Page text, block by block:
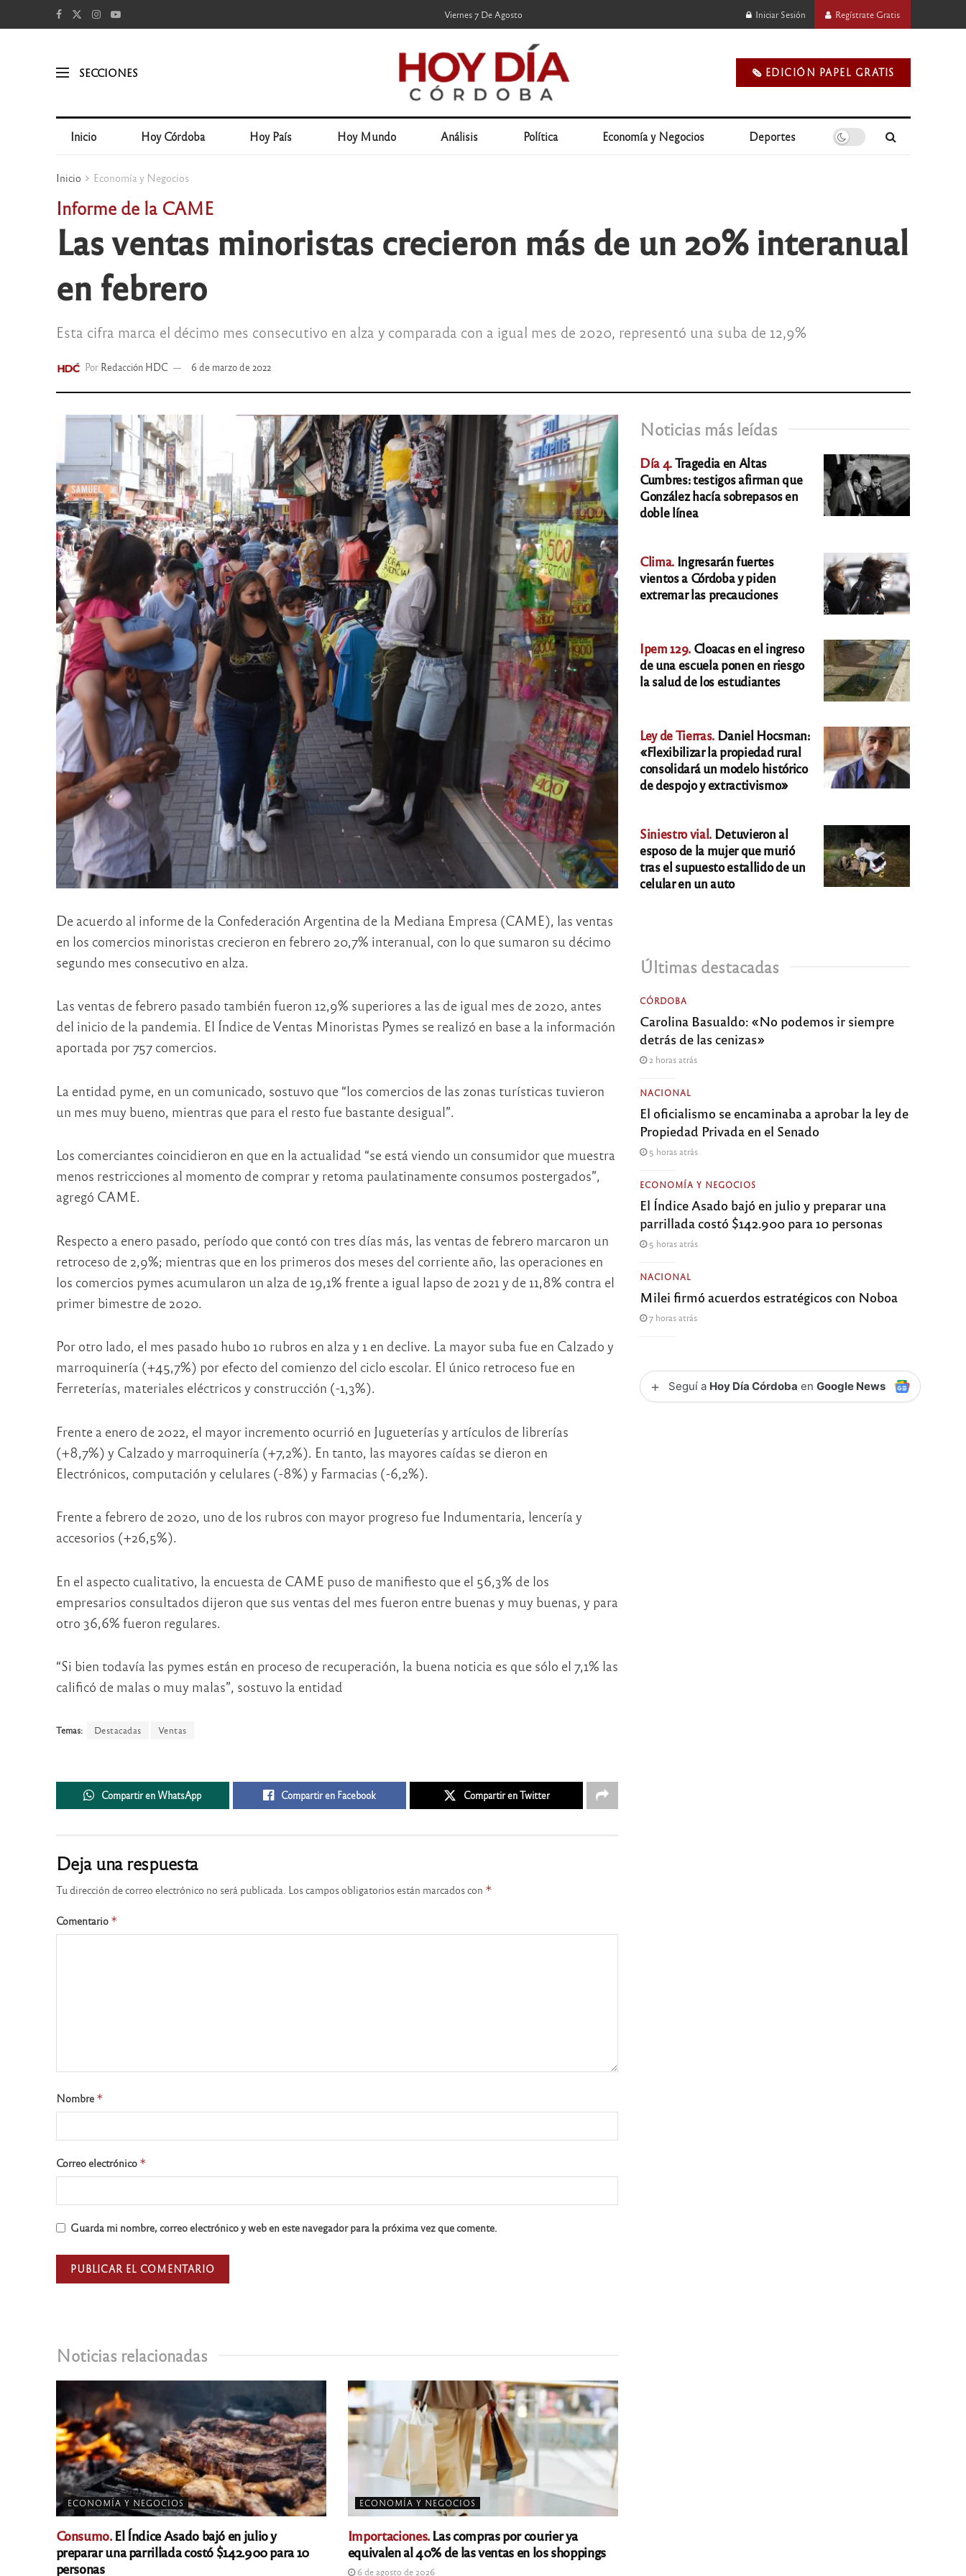
Viernes 7 De Agosto Iniciar Sesión Regístrate Gratis
SECCIONES 🗞️ EDICIÓN PAPEL GRATIS
Inicio Hoy Córdoba Hoy País Hoy Mundo Análisis Política Economía y Negocios Deportes
Inicio Economía y Negocios
Informe de la CAME
Las ventas minoristas crecieron más de un 20% interanual
en febrero
Esta cifra marca el décimo mes consecutivo en alza y comparada con a igual mes de 2020, representó una suba de 12,9%
Por Redacción HDC 6 de marzo de 2022
De acuerdo al informe de la Confederación Argentina de la Mediana Empresa (CAME), las ventas
en los comercios minoristas crecieron en febrero 20,7% interanual, con lo que sumaron su décimo
segundo mes consecutivo en alza.
Las ventas de febrero pasado también fueron 12,9% superiores a las de igual mes de 2020, antes
del inicio de la pandemia. El Índice de Ventas Minoristas Pymes se realizó en base a la información
aportada por 757 comercios.
La entidad pyme, en un comunicado, sostuvo que “los comercios de las zonas turísticas tuvieron
un mes muy bueno, mientras que para el resto fue bastante desigual”.
Los comerciantes coincidieron en que en la actualidad “se está viendo un consumidor que muestra
menos restricciones al momento de comprar y retoma paulatinamente consumos postergados”,
agregó CAME.
Respecto a enero pasado, período que contó con tres días más, las ventas de febrero marcaron un
retroceso de 2,9%; mientras que en los primeros dos meses del corriente año, las operaciones en
los comercios pymes acumularon un alza de 19,1% frente a igual lapso de 2021 y de 11,8% contra el
primer bimestre de 2020.
Por otro lado, el mes pasado hubo 10 rubros en alza y 1 en declive. La mayor suba fue en Calzado y
marroquinería (+45,7%) por efecto del comienzo del ciclo escolar. El único retroceso fue en
Ferreterías, materiales eléctricos y construcción (-1,3%).
Frente a enero de 2022, el mayor incremento ocurrió en Jugueterías y artículos de librerías
(+8,7%) y Calzado y marroquinería (+7,2%). En tanto, las mayores caídas se dieron en
Electrónicos, computación y celulares (-8%) y Farmacias (-6,2%).
Frente a febrero de 2020, uno de los rubros con mayor progreso fue Indumentaria, lencería y
accesorios (+26,5%).
En el aspecto cualitativo, la encuesta de CAME puso de manifiesto que el 56,3% de los
empresarios consultados dijeron que sus ventas del mes fueron entre buenas y muy buenas, y para
otro 36,6% fueron regulares.
“Si bien todavía las pymes están en proceso de recuperación, la buena noticia es que sólo el 7,1% las
calificó de malas o muy malas”, sostuvo la entidad
Temas: Destacadas Ventas
Compartir en WhatsApp Compartir en Facebook Compartir en Twitter
Noticias relacionadas
ECONOMÍA Y NEGOCIOS
Consumo.El Índice Asado bajó en julio y
preparar una parrillada costó $142.900 para 10
personas
ECONOMÍA Y NEGOCIOS
Importaciones.Las compras por courier ya
equivalen al 40% de las ventas en los shoppings
6 de agosto de 2026
Deja una respuesta
Tu dirección de correo electrónico no será publicada. Los campos obligatorios están marcados con *
Comentario *
Nombre *
Correo electrónico *
Guarda mi nombre, correo electrónico y web en este navegador para la próxima vez que comente.
Noticias más leídas
Día 4.Tragedia en Altas
Cumbres: testigos afirman que
González hacía sobrepasos en
doble línea
Clima. Ingresarán fuertes
vientos a Córdoba y piden
extremar las precauciones
Ipem 129. Cloacas en el ingreso
de una escuela ponen en riesgo
la salud de los estudiantes
Ley de Tierras. Daniel Hocsman:
«Flexibilizar la propiedad rural
consolidará un modelo histórico
de despojo y extractivismo»
Siniestro vial. Detuvieron al
esposo de la mujer que murió
tras el supuesto estallido de un
celular en un auto
Últimas destacadas
CÓRDOBA
Carolina Basualdo: «No podemos ir siempre
detrás de las cenizas»
2 horas atrás
NACIONAL
El oficialismo se encaminaba a aprobar la ley de
Propiedad Privada en el Senado
5 horas atrás
ECONOMÍA Y NEGOCIOS
El Índice Asado bajó en julio y preparar una
parrillada costó $142.900 para 10 personas
5 horas atrás
NACIONAL
Milei firmó acuerdos estratégicos con Noboa
7 horas atrás
+ Seguí a Hoy Día Córdoba enGoogle News